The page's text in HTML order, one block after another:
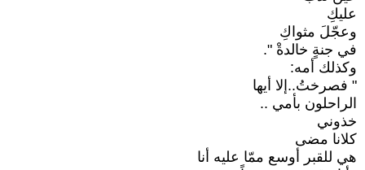
عليكِ
وعجّلَ مثواكِ
في جنةٍ خالدةْ ".
وكذلك أمه:
" فصرختُ..إلا أيها
الراحلون بأمي ..
خذوني
كلانا مضى
هي للقبر أوسع ممّا عليه أنا